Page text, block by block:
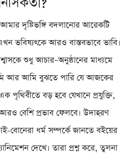
দৃষ্টিভঙ্গি বদলানোর আরেকটি
ভবিষ্যৎকে আরও বাস্তবভাবে ভাবি।
শুধু আচার–অনুষ্ঠানের মাধ্যমে
আর আমি বুঝতে পারি যে আজকের
পৃথিবীতে বড় হবে যেখানে প্রযুক্তি,
বেশি প্রভাব ফেলবে। উদাহরণ
বোনেরা ধর্ম সম্পর্কে জানতে বইয়ের
দেখে। তারা প্রশ্ন করে, তুলনা